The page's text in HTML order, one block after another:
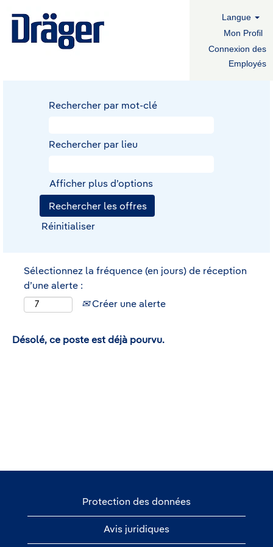
Langue
Mon Profil
Connexion des
Employés
Rechercher par mot-clé
Rechercher par lieu
Afficher plus d’options
Réinitialiser
Sélectionnez la fréquence (en jours) de réception
d’une alerte :
Créer une alerte
Désolé, ce poste est déjà pourvu.
Protection des données
Avis juridiques